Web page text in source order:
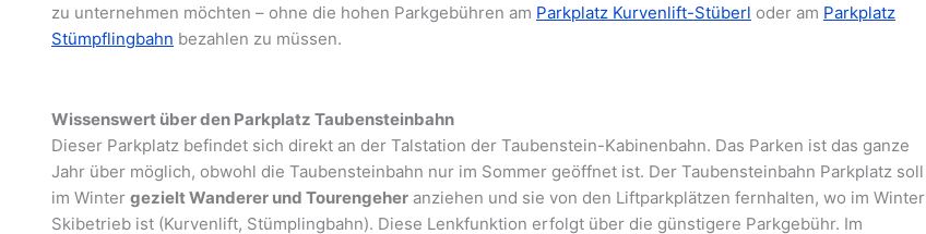
zu unternehmen möchten – ohne die hohen Parkgebühren am Parkplatz Kurvenlift-Stüberl oder am Parkplatz
Stümpflingbahn bezahlen zu müssen.
Wissenswert über den Parkplatz Taubensteinbahn
Dieser Parkplatz befindet sich direkt an der Talstation der Taubenstein-Kabinenbahn. Das Parken ist das ganze
Jahr über möglich, obwohl die Taubensteinbahn nur im Sommer geöffnet ist. Der Taubensteinbahn Parkplatz soll
im Winter gezielt Wanderer und Tourengeher anziehen und sie von den Liftparkplätzen fernhalten, wo im Winter
Skibetrieb ist (Kurvenlift, Stümplingbahn). Diese Lenkfunktion erfolgt über die günstigere Parkgebühr. Im